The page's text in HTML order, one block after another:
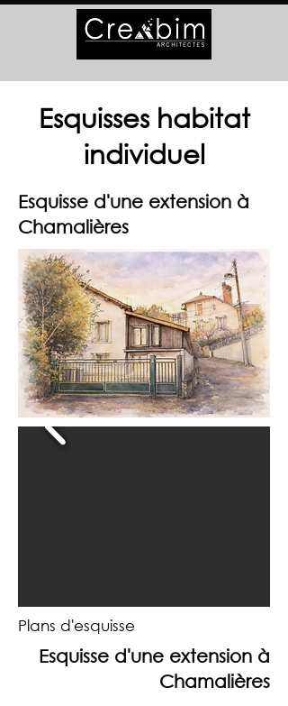
Esquisses habitat
individuel
Esquisse d'une extension à
Chamalières
Plans d'esquisse
Esquisse d'une extension à
Chamalières